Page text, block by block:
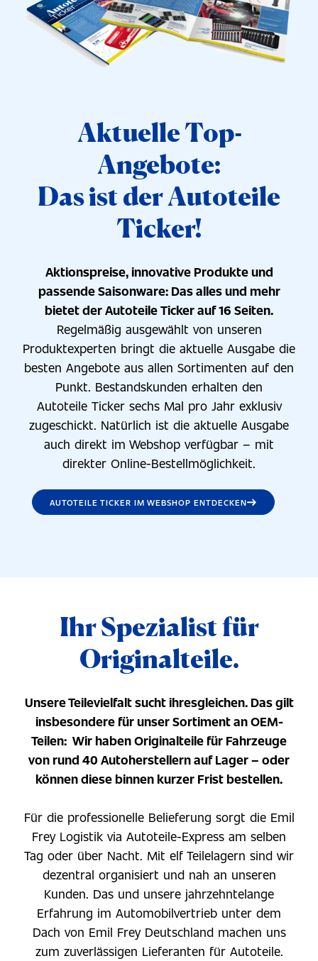
Aktuelle Top-
Angebote:
Das ist der Autoteile
Ticker!
Aktionspreise, innovative Produkte und
passende Saisonware: Das alles und mehr
bietet der Autoteile Ticker auf 16 Seiten.
Regelmäßig ausgewählt von unseren
Produktexperten bringt die aktuelle Ausgabe die
besten Angebote aus allen Sortimenten auf den
Punkt. Bestandskunden erhalten den
Autoteile Ticker sechs Mal pro Jahr exklusiv
zugeschickt. Natürlich ist die aktuelle Ausgabe
auch direkt im Webshop verfügbar – mit
direkter Online-Bestellmöglichkeit.
AUTOTEILE TICKER IM WEBSHOP ENTDECKEN
Ihr Spezialist für
Originalteile.
Unsere Teilevielfalt sucht ihresgleichen. Das gilt
insbesondere für unser Sortiment an OEM-
Teilen: Wir haben Originalteile für Fahrzeuge
von rund 40 Autoherstellern auf Lager – oder
können diese binnen kurzer Frist bestellen.
Für die professionelle Belieferung sorgt die Emil
Frey Logistik via Autoteile-Express am selben
Tag oder über Nacht. Mit elf Teilelagern sind wir
dezentral organisiert und nah an unseren
Kunden. Das und unsere jahrzehntelange
Erfahrung im Automobilvertrieb unter dem
Dach von Emil Frey Deutschland machen uns
zum zuverlässigen Lieferanten für Autoteile.